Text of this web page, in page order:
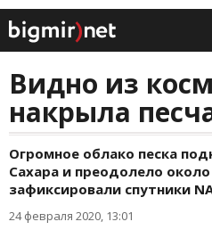
Видно из
накрыла
Огромное облако песка
Сахара и преодолело
зафиксировали спутники
24 февраля 2020, 13:01